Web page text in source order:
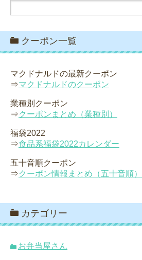
クーポン一覧
マクドナルドの最新クーポン
⇒マクドナルドのクーポン
業種別クーポン
⇒クーポンまとめ（業種別）
福袋2022
⇒食品系福袋2022カレンダー
五十音順クーポン
⇒クーポン情報まとめ（五十音順）
カテゴリー
お弁当屋さん